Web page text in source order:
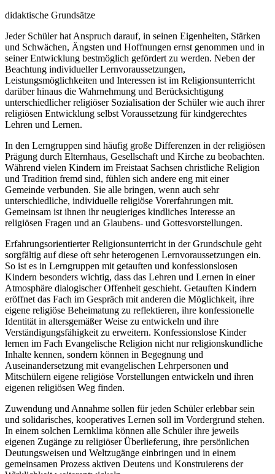
didaktische Grundsätze
Jeder Schüler hat Anspruch darauf, in seinen Eigenheiten, Stärken
und Schwächen, Ängsten und Hoffnungen ernst genommen und in
seiner Entwicklung bestmöglich gefördert zu werden. Neben der
Beachtung individueller Lernvoraussetzungen,
Leistungsmöglichkeiten und Interessen ist im Religionsunterricht
darüber hinaus die Wahrnehmung und Berücksichtigung
unterschiedlicher religiöser Sozialisation der Schüler wie auch ihrer
religiösen Entwicklung selbst Voraussetzung für kindgerechtes
Lehren und Lernen.
In den Lerngruppen sind häufig große Differenzen in der religiösen
Prägung durch Elternhaus, Gesellschaft und Kirche zu beobachten.
Während vielen Kindern im Freistaat Sachsen christliche Religion
und Tradition fremd sind, fühlen sich andere eng mit einer
Gemeinde verbunden. Sie alle bringen, wenn auch sehr
unterschiedliche, individuelle religiöse Vorerfahrungen mit.
Gemeinsam ist ihnen ihr neugieriges kindliches Interesse an
religiösen Fragen und an Glaubens- und Gottesvorstellungen.
Erfahrungsorientierter Religionsunterricht in der Grundschule geht
sorgfältig auf diese oft sehr heterogenen Lernvoraussetzungen ein.
So ist es in Lerngruppen mit getauften und konfessionslosen
Kindern besonders wichtig, dass das Lehren und Lernen in einer
Atmosphäre dialogischer Offenheit geschieht. Getauften Kindern
eröffnet das Fach im Gespräch mit anderen die Möglichkeit, ihre
eigene religiöse Beheimatung zu reflektieren, ihre konfessionelle
Identität in altersgemäßer Weise zu entwickeln und ihre
Verständigungsfähigkeit zu erweitern. Konfessionslose Kinder
lernen im Fach Evangelische Religion nicht nur religionskundliche
Inhalte kennen, sondern können in Begegnung und
Auseinandersetzung mit evangelischen Lehrpersonen und
Mitschülern eigene religiöse Vorstellungen entwickeln und ihren
eigenen religiösen Weg finden.
Zuwendung und Annahme sollen für jeden Schüler erlebbar sein
und solidarisches, kooperatives Lernen soll im Vordergrund stehen.
In einem solchen Lernklima können alle Schüler ihre jeweils
eigenen Zugänge zu religiöser Überlieferung, ihre persönlichen
Deutungsweisen und Weltzugänge einbringen und in einem
gemeinsamen Prozess aktiven Deutens und Konstruierens der